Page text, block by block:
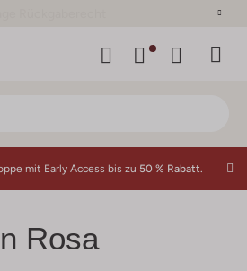
mit Early Access bis zu 50 % Rabatt.
Rosa